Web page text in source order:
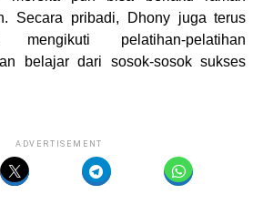
Secara pribadi, Dhony juga terus
pelatihan-pelatihan
belajar dari sosok-sosok sukses
ADVERTISEMENT